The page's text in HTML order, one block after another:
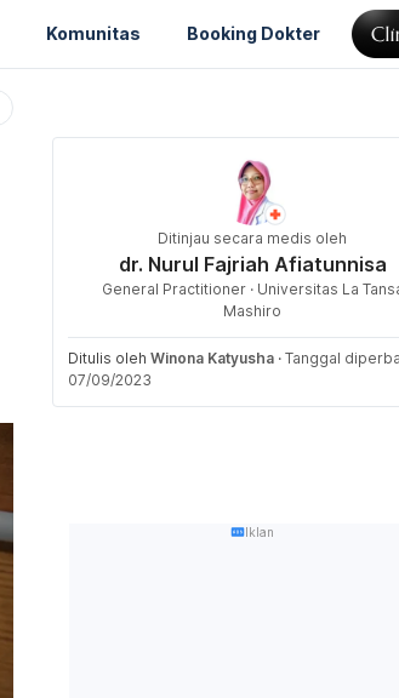
Komunitas Booking Dokter
Ditinjau secara medis oleh
dr. Nurul Fajriah Afiatunnisa
General Practitioner · Universitas La
Mashiro
Ditulis oleh Winona Katyusha · Tanggal
07/09/2023
Iklan